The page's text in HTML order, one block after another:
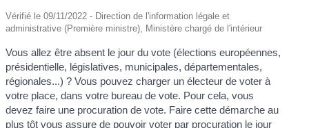
Vérifié le 09/11/2022 - Direction de l'information légale et
administrative (Première ministre), Ministère chargé de l'intérieur
Vous allez être absent le jour du vote (élections européennes,
présidentielle, législatives, municipales, départementales,
régionales...) ? Vous pouvez charger un électeur de voter à
votre place, dans votre bureau de vote. Pour cela, vous
devez faire une procuration de vote. Faire cette démarche au
plus tôt vous assure de pouvoir voter par procuration le jour